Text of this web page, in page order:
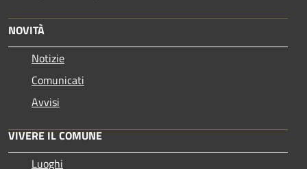
NOVITÀ
Notizie
Comunicati
Avvisi
VIVERE IL COMUNE
Luoghi